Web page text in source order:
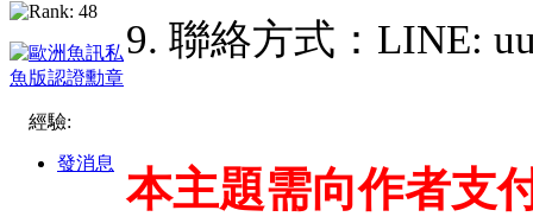
經驗:
發消息
9. 聯絡方式：LINE:
本主題需向作者支